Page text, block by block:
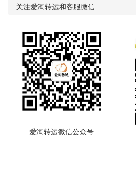
关注爱淘转运和客服微信
爱淘转运微信公众号